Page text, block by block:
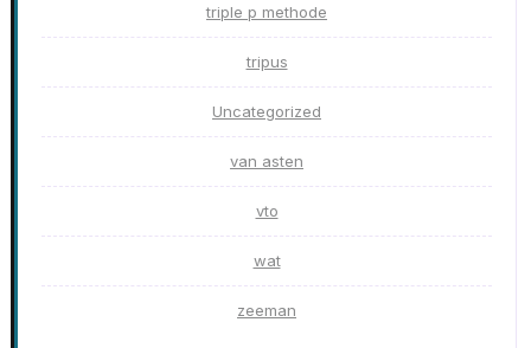
triple p methode
tripus
Uncategorized
van asten
vto
wat
zeeman